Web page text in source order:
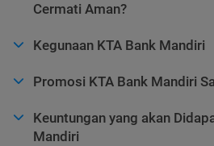
Cermati Aman?
Kegunaan KTA Bank Mandiri
Promosi KTA Bank Mandiri
Keuntungan yang akan
Mandiri